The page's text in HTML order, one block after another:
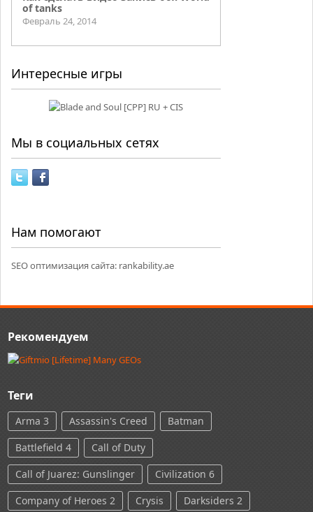
of tanks
Февраль 24, 2014
Интересные игры
Мы в социальных сетях
Нам помогают
SEO оптимизация сайта: rankability.ae
Рекомендуем
Теги
Arma 3 Assassin's Creed
Batman
Battlefield 4
Call of Duty
Call of Juarez: Gunslinger
Civilization 6
Company of Heroes 2
Crysis
Darksiders 2